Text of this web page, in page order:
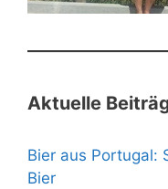
Aktuelle
Bier aus Portugal:
Bier